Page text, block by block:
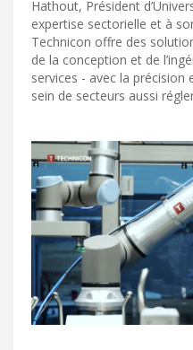
Hathout, Président
expertise sectorielle et à
Technicon offre des
de la conception et de
services - avec la précision
sein de secteurs aussi